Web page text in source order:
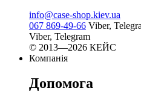
info@case-shop.kiev.ua
067 869-49-66 Viber,
Viber, Telegram
© 2013—2026 КЕЙС
Компанія
Допомога